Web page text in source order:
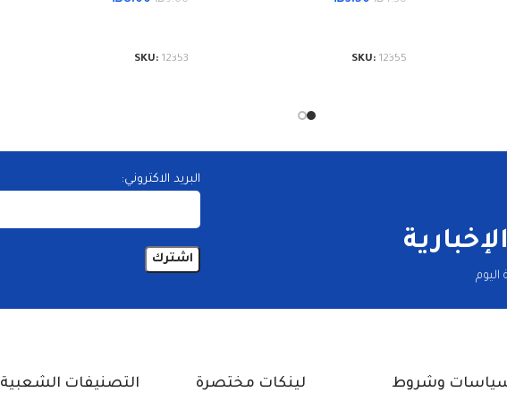
SKU: 12355
SKU: 12353
البريد الاكتروني:
التصنيفات الشعبية لينكات مختصرة وشروط